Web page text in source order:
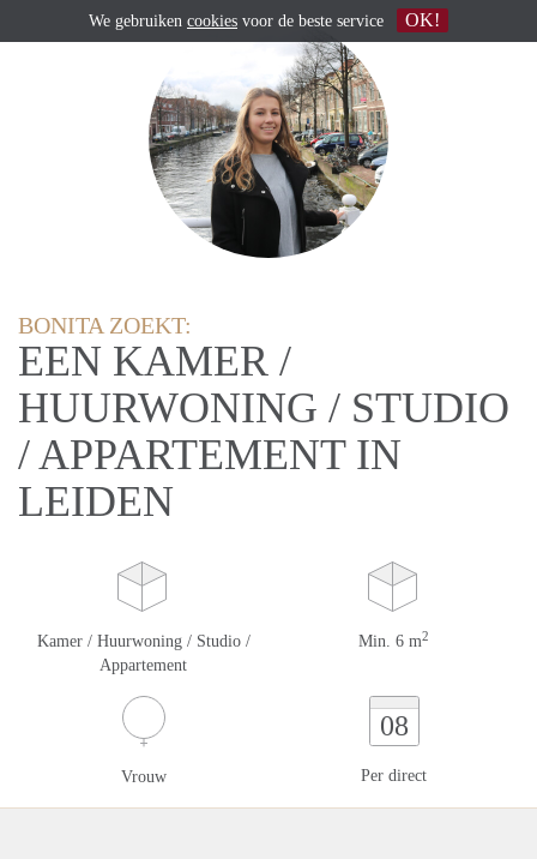
BONITA ZOEKT:
EEN KAMER /
HUURWONING / STUDIO
/ APPARTEMENT IN
LEIDEN
Kamer / Huurwoning / Studio /
Appartement
Min. 6 m2
Vrouw
08
Per direct
We gebruiken cookies voor de beste service OK!